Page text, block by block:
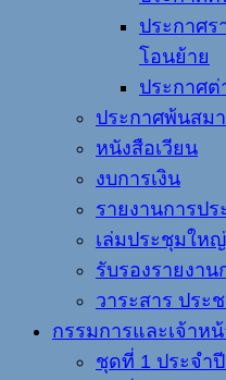
ประกาศ
โอนย้าย
ประกาศต่
ประกาศพ้นสม
หนังสือเวียน
งบการเงิน
รายงานการป
เล่มประชุมให
รับรองรายงา
วาระสาร ประ
กรรมการและเจ้าห
ชุดที่ 1 ประจำ